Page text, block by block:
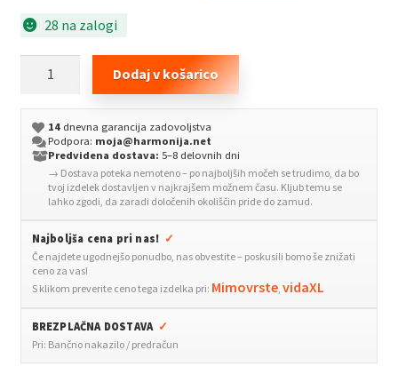
28 na zalogi
za
malčke
modro
100x25
količina
Dodaj v košarico
14dnevna garancija zadovoljstva
Podpora: moja@harmonija.net
Predvidena dostava: 5–8 delovnih dni
→ Dostava poteka nemoteno – po najboljših močeh se trudimo, da bo
tvoj izdelek dostavljen v najkrajšem možnem času. Kljub temu se
lahko zgodi, da zaradi določenih okoliščin pride do zamud.
Najboljša cena pri nas! ✓
Če najdete ugodnejšo ponudbo, nas obvestite – poskusili bomo še znižati
ceno za vas!
S klikom preverite ceno tega izdelka pri: Mimovrste, vidaXL
BREZPLAČNA DOSTAVA ✓
Pri: Bančno nakazilo / predračun